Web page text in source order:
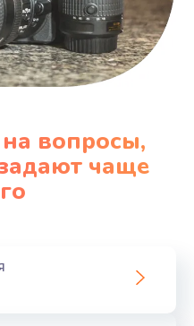
вопросы,
чаще